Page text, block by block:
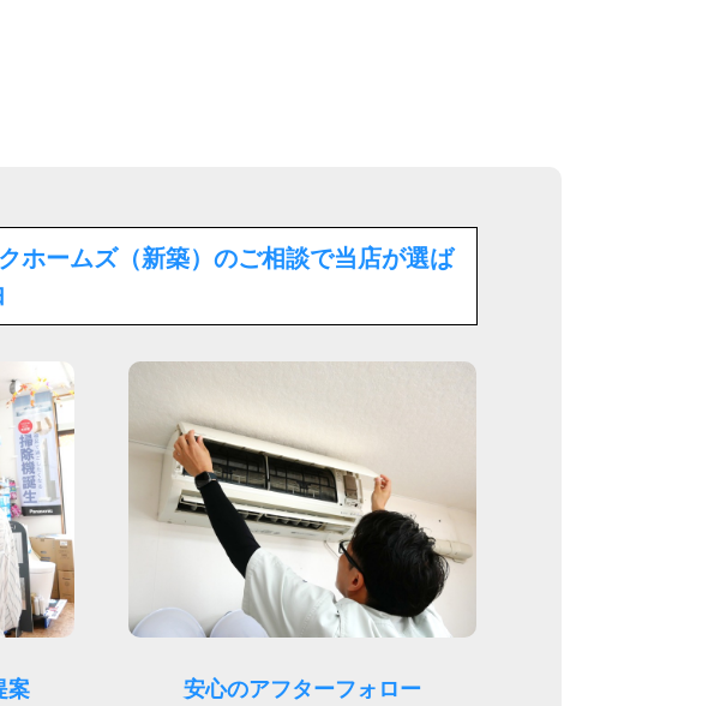
ホームズ（新築）のご相談で当店が選ば
案 安心のアフターフォロー